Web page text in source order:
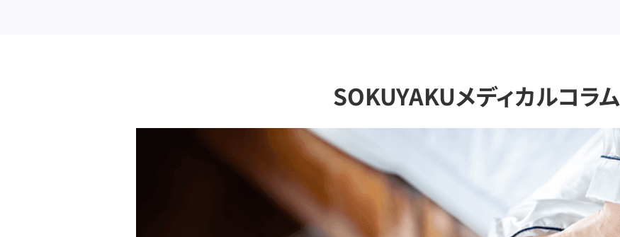
SOKUYAKUメディカルコラム